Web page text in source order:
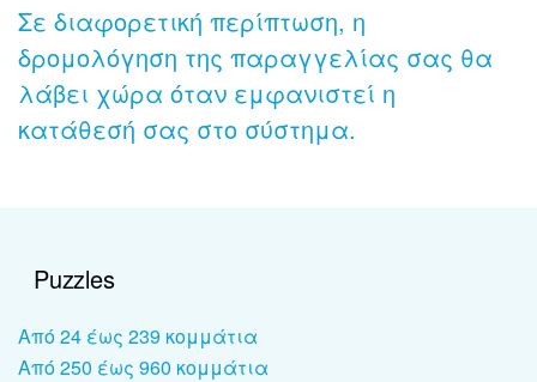
Σε διαφορετική περίπτωση, η
δρομολόγηση της παραγγελίας σας θα
λάβει χώρα όταν εμφανιστεί η
κατάθεσή σας στο σύστημα.
Puzzles
Από 24 έως 239 κομμάτια
Από 250 έως 960 κομμάτια